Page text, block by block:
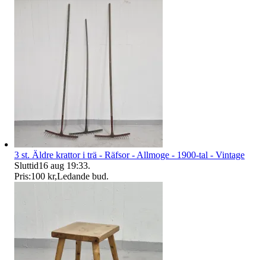
3 st. Äldre krattor i trä - Räfsor - Allmoge - 1900-tal - Vintage
Sluttid16 aug 19:33.
Pris:100 kr,Ledande bud.